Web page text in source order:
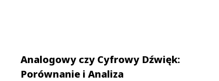
Analogowy czy Cyfrowy Dźwięk:
Porównanie i Analiza